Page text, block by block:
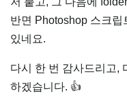
반면 Photoshop 스크립
있네요.
다시 한 번 감사드리고,
하겠습니다. 👍️